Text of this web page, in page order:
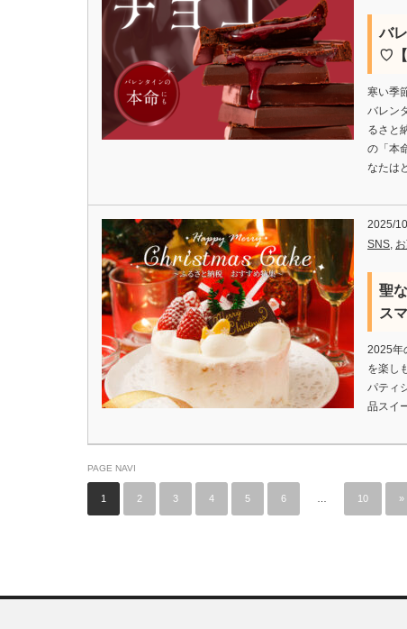
バ
♡【
寒い季
バレン
るさと
の「本
なたは
2025/
SNS,
聖
ス
2025年
を楽し
パティ
品スイ
PAGE NAVI
1 2 3 4 5 6 10 »